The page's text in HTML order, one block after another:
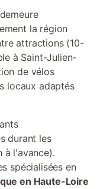
la région
attractions (10-
à Saint-Julien-
de vélos
locaux adaptés
durant les
à l'avance).
spécialisées en
en Haute-Loire